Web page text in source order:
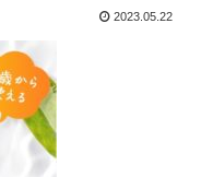
2023.05.22